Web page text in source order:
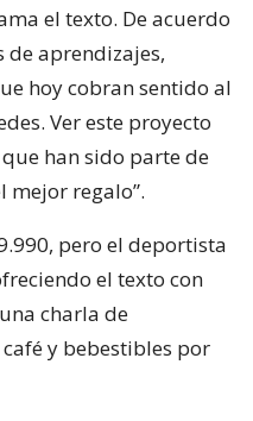
el texto. De acuerdo
de aprendizajes,
hoy cobran sentido al
Ver este proyecto
han sido parte de
mejor regalo”.
pero el deportista
el texto con
charla de
y bebestibles por